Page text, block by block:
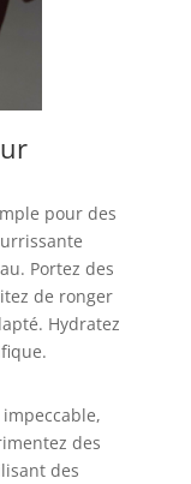
pour des
Portez des
de ronger
Hydratez
des
des